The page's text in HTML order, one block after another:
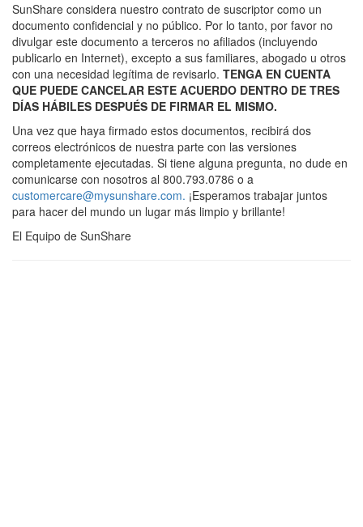
SunShare considera nuestro contrato de suscriptor como un
documento confidencial y no público. Por lo tanto, por favor no
divulgar este documento a terceros no afiliados (incluyendo
publicarlo en Internet), excepto a sus familiares, abogado u otros
con una necesidad legítima de revisarlo. TENGA EN CUENTA
QUE PUEDE CANCELAR ESTE ACUERDO DENTRO DE TRES
DÍAS HÁBILES DESPUÉS DE FIRMAR EL MISMO.
Una vez que haya firmado estos documentos, recibirá dos
correos electrónicos de nuestra parte con las versiones
completamente ejecutadas. Si tiene alguna pregunta, no dude en
comunicarse con nosotros al ‪800.793.0786 o a
customercare@mysunshare.com. ¡Esperamos trabajar juntos
para hacer del mundo un lugar más limpio y brillante!
El Equipo de SunShare